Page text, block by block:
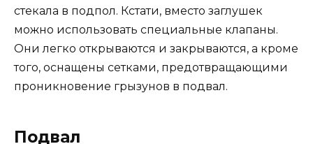
стекала в подпол. Кстати, вместо заглушек
можно использовать специальные клапаны.
Они легко открываются и закрываются, а кроме
того, оснащены сетками, предотвращающими
проникновение грызунов в подвал.
Подвал